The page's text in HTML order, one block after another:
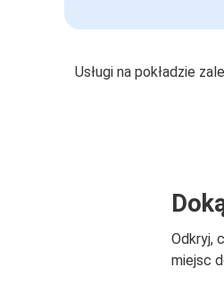
Usługi na pokładzie
Odkryj,
miejsc